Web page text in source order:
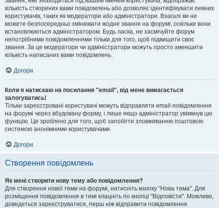
кількість створених вами повідомлень або дозволяє ідентифікувати певних
користувачів, таких як модератори або адміністратори. Взагалі ви не
можете безпосередньо змінювати жодне звання на форумі, оскільки вони
встановлюються адміністратором. Будь ласка, не засмічуйте форум
непотрібними повідомленнями тільки для того, щоб підвищити своє
звання. За це модератори чи адміністратори можуть просто зменшити
кількість написаних вами повідомлень.
Догори
Коли я натискаю на посилання "email", від мене вимагається
залогуватись!
Тільки зареєстровані користувачі можуть відправляти email-повідомлення
на форумі через вбудовану форму, і лише якщо адміністратор увімкнув цю
функцію. Це зроблено для того, щоб запобігти зловживанню поштовою
системою анонімними користувачами.
Догори
Створення повідомлень
Як мені створити нову тему або повідомлення?
Для створення нової теми на форумі, натисніть кнопку "Нова тема". Для
розміщення повідомлення в темі клацніть по кнопці "Відповісти". Можливо,
доведеться зареєструватися, перш ніж відправити повідомлення.